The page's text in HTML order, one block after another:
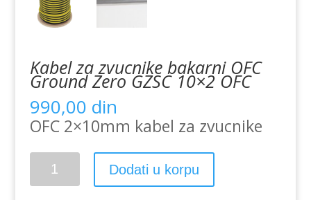
Kabel za zvucnike bakarni OFC
Ground Zero GZSC 10×2 OFC
990,00 din
OFC 2×10mm kabel za zvucnike
Kabel
za
Dodati u korpu